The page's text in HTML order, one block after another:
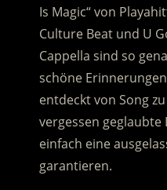
Is Magic“ von
Culture Beat und U
Cappella sind so
schöne
entdeckt von Song
vergessen geglaubte
einfach eine
garantieren.